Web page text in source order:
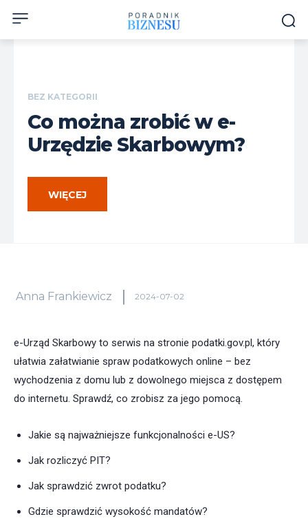
BEZ KATEGORII
Co można zrobić w e-
Urzędzie Skarbowym?
WIĘCEJ
Anna Frankiewicz 2024-07-02
e-Urząd Skarbowy to serwis na stronie podatki.gov.pl, który
ułatwia załatwianie spraw podatkowych online – bez
wychodzenia z domu lub z dowolnego miejsca z dostępem
do internetu. Sprawdź, co zrobisz za jego pomocą.
Jakie są najważniejsze funkcjonalności e-US?
Jak rozliczyć PIT?
Jak sprawdzić zwrot podatku?
Gdzie sprawdzić wysokość mandatów?